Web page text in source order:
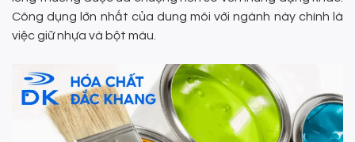
Công dụng lớn nhất của dung môi với ngành này chính là
việc giữ nhựa và bột màu.